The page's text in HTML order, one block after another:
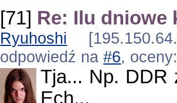
[71] Re: Ilu dniowe
Ryuhoshi
odpowiedź na#6,
Tja... Np. DDR
Ech...